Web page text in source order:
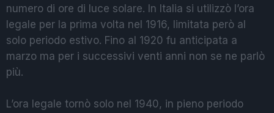
numero di ore di luce solare. In Italia si utilizzò l’ora
legale per la prima volta nel 1916, limitata però al
solo periodo estivo. Fino al 1920 fu anticipata a
marzo ma per i successivi venti anni non se ne parlò
più.
L’ora legale tornò solo nel 1940, in pieno periodo